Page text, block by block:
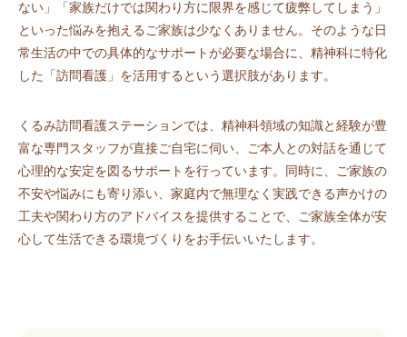
ない」「家族だけでは関わり方に限界を感じて疲弊してしまう」
といった悩みを抱えるご家族は少なくありません。そのような日
常生活の中での具体的なサポートが必要な場合に、精神科に特化
した「訪問看護」を活用するという選択肢があります。
くるみ訪問看護ステーションでは、精神科領域の知識と経験が豊
富な専門スタッフが直接ご自宅に伺い、ご本人との対話を通じて
心理的な安定を図るサポートを行っています。同時に、ご家族の
不安や悩みにも寄り添い、家庭内で無理なく実践できる声かけの
工夫や関わり方のアドバイスを提供することで、ご家族全体が安
心して生活できる環境づくりをお手伝いいたします。